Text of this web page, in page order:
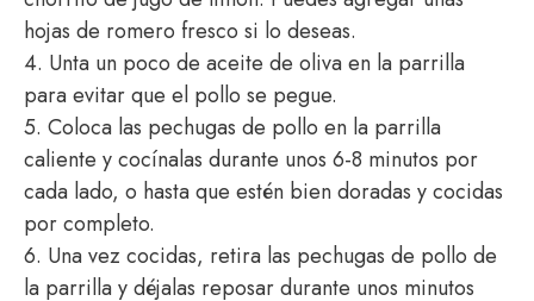
hojas de romero fresco si lo deseas.
4. Unta un poco de aceite de oliva en la parrilla
para evitar que el pollo se pegue.
5. Coloca las pechugas de pollo en la parrilla
caliente y cocínalas durante unos 6-8 minutos por
cada lado, o hasta que estén bien doradas y cocidas
por completo.
6. Una vez cocidas, retira las pechugas de pollo de
la parrilla y déjalas reposar durante unos minutos